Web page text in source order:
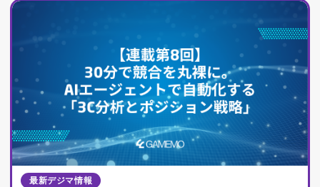
最新デジマ情報